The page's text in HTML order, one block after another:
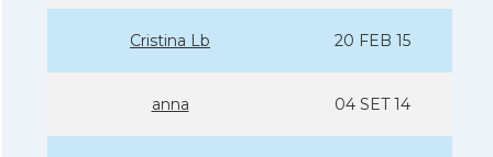
Cristina Lb 20 FEB 15
anna 04 SET 14